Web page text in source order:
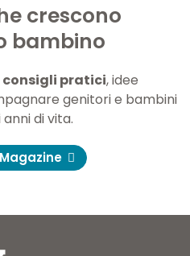
crescono
bambino
consigli pratici, idee
genitori e bambini
di vita.